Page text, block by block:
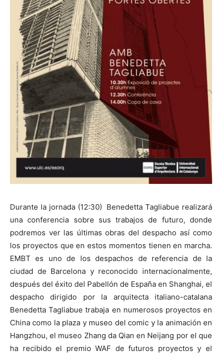
Durante la jornada (12:30) Benedetta Tagliabue realizará
una conferencia sobre sus trabajos de futuro, donde
podremos ver las últimas obras del despacho así como
los proyectos que en estos momentos tienen en marcha.
EMBT es uno de los despachos de referencia de la
ciudad de Barcelona y reconocido internacionalmente,
después del éxito del Pabellón de España en Shanghai, el
despacho dirigido por la arquitecta italiano-catalana
Benedetta Tagliabue trabaja en numerosos proyectos en
China como la plaza y museo del comic y la animación en
Hangzhou, el museo Zhang da Qian en Neijang por el que
ha recibido el premio WAF de futuros proyectos y el